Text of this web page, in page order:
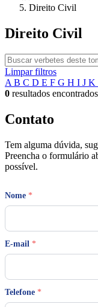
Direito Civil
Direito Civil
Limpar filtros
A B C D E F G H I J K
0 resultados
Contato
Tem alguma dúvida,
Preencha o formulário
possível.
Nome *
*
s
a
g
E-mail *
Telefone *